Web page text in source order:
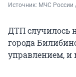
Источник: МЧС России
ДТП случилось
города
управлением, и